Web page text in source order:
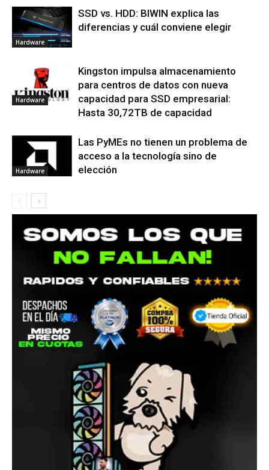
Hardware
SSD vs. HDD: BIWIN explica las
diferencias y cuál conviene elegir
Hardware
Kingston impulsa almacenamiento
para centros de datos con nueva
capacidad para SSD empresarial:
Hasta 30,72TB de capacidad
Hardware
Las PyMEs no tienen un problema de
acceso a la tecnología sino de
elección